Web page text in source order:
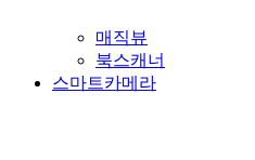
매직뷰
북스캐너
스마트카메라